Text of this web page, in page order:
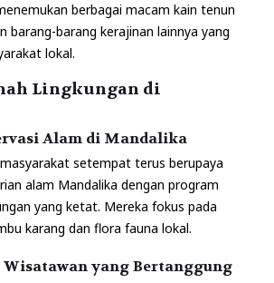
berbagai macam kain tenun
barang-barang kerajinan lainnya yang
lokal.
Lingkungan di
Alam di Mandalika
setempat terus berupaya
alam Mandalika dengan program
yang ketat. Mereka fokus pada
karang dan flora fauna lokal.
yang Bertanggung